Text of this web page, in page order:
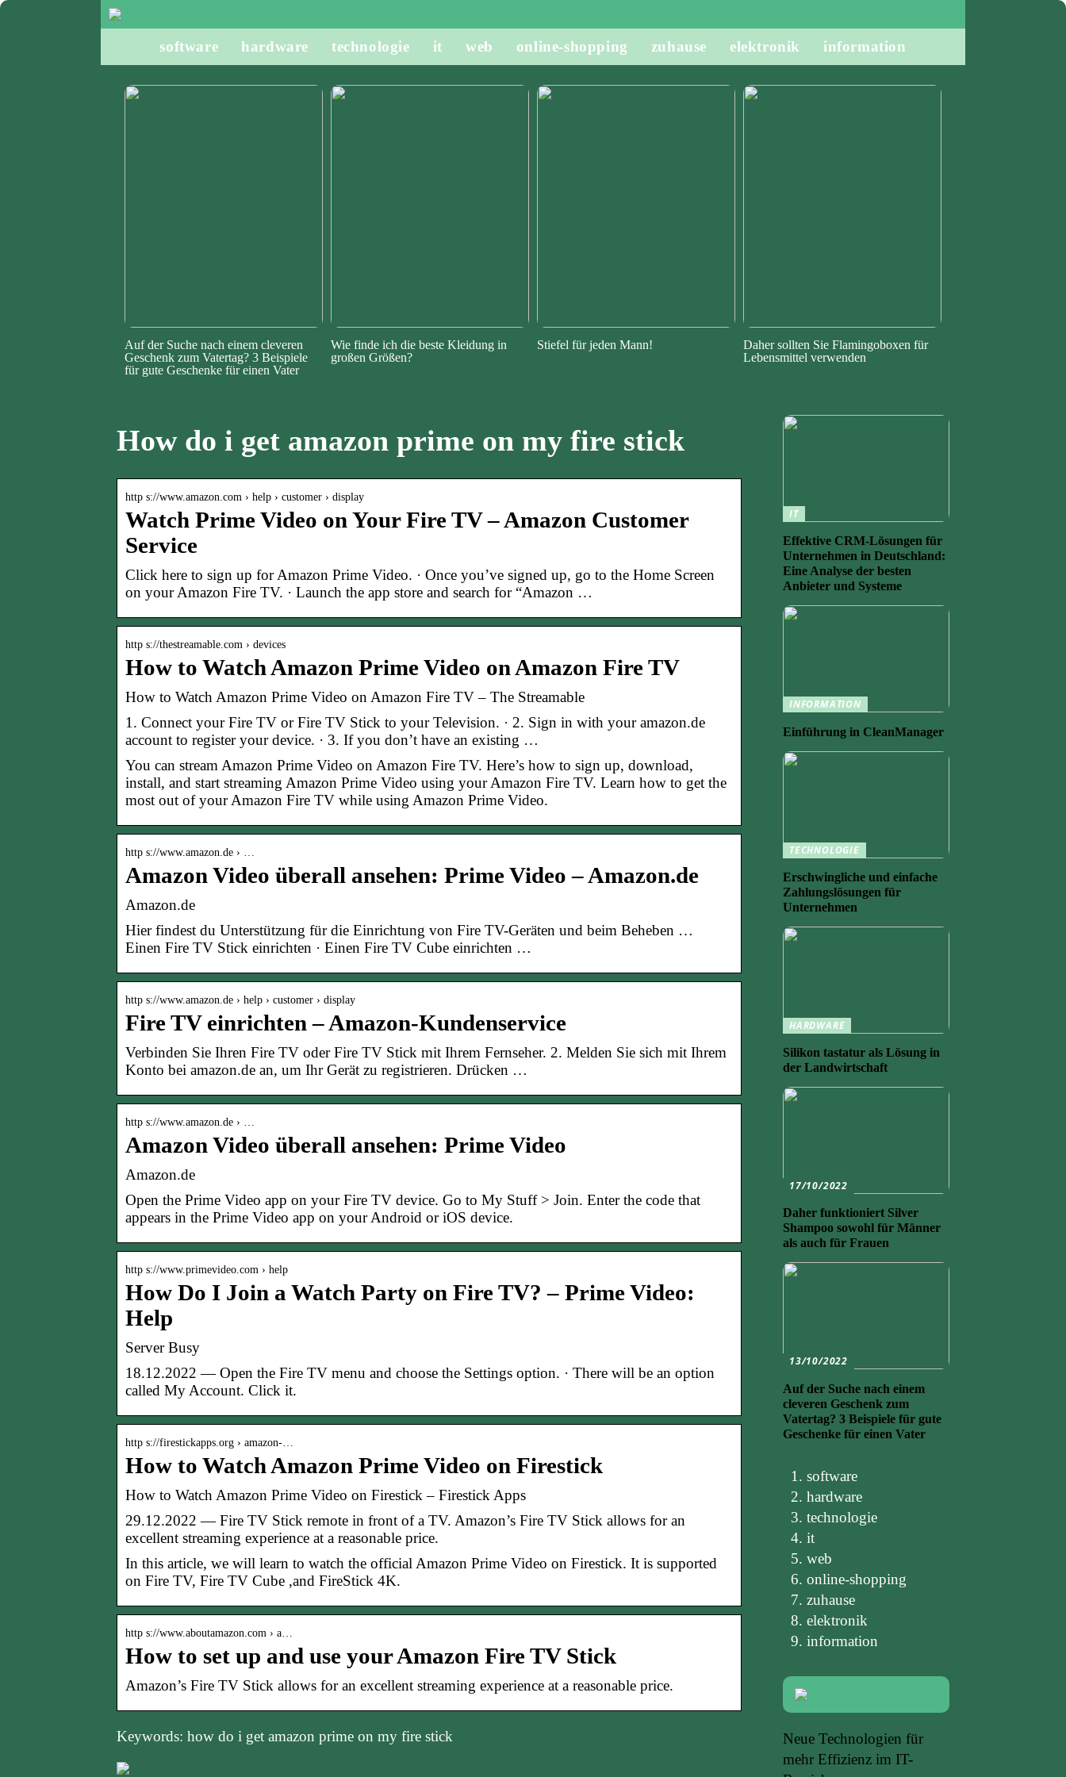
software hardware technologie it web online-shopping zuhause elektronik information
Auf der Suche nach einem cleveren
Geschenk zum Vatertag? 3 Beispiele
für gute Geschenke für einen Vater
Wie finde ich die beste Kleidung in
großen Größen?
Stiefel für jeden Mann!
Daher sollten Sie Flamingoboxen für
Lebensmittel verwenden
How do i get amazon prime on my fire stick
http s://www.amazon.com › help › customer › display
Watch Prime Video on Your Fire TV – Amazon Customer
Service
Click here to sign up for Amazon Prime Video. · Once you’ve signed up, go to the Home Screen
on your Amazon Fire TV. · Launch the app store and search for “Amazon …
http s://thestreamable.com › devices
How to Watch Amazon Prime Video on Amazon Fire TV
How to Watch Amazon Prime Video on Amazon Fire TV – The Streamable
1. Connect your Fire TV or Fire TV Stick to your Television. · 2. Sign in with your amazon.de
account to register your device. · 3. If you don’t have an existing …
You can stream Amazon Prime Video on Amazon Fire TV. Here’s how to sign up, download,
install, and start streaming Amazon Prime Video using your Amazon Fire TV. Learn how to get the
most out of your Amazon Fire TV while using Amazon Prime Video.
http s://www.amazon.de › …
Amazon Video überall ansehen: Prime Video – Amazon.de
Amazon.de
Hier findest du Unterstützung für die Einrichtung von Fire TV-Geräten und beim Beheben …
Einen Fire TV Stick einrichten · Einen Fire TV Cube einrichten …
http s://www.amazon.de › help › customer › display
Fire TV einrichten – Amazon-Kundenservice
Verbinden Sie Ihren Fire TV oder Fire TV Stick mit Ihrem Fernseher. 2. Melden Sie sich mit Ihrem
Konto bei amazon.de an, um Ihr Gerät zu registrieren. Drücken …
http s://www.amazon.de › …
Amazon Video überall ansehen: Prime Video
Amazon.de
Open the Prime Video app on your Fire TV device. Go to My Stuff > Join. Enter the code that
appears in the Prime Video app on your Android or iOS device.
http s://www.primevideo.com › help
How Do I Join a Watch Party on Fire TV? – Prime Video:
Help
Server Busy
18.12.2022 — Open the Fire TV menu and choose the Settings option. · There will be an option
called My Account. Click it.
http s://firestickapps.org › amazon-…
How to Watch Amazon Prime Video on Firestick
How to Watch Amazon Prime Video on Firestick – Firestick Apps
29.12.2022 — Fire TV Stick remote in front of a TV. Amazon’s Fire TV Stick allows for an
excellent streaming experience at a reasonable price.
In this article, we will learn to watch the official Amazon Prime Video on Firestick. It is supported
on Fire TV, Fire TV Cube ,and FireStick 4K.
http s://www.aboutamazon.com › a…
How to set up and use your Amazon Fire TV Stick
Amazon’s Fire TV Stick allows for an excellent streaming experience at a reasonable price.
Keywords: how do i get amazon prime on my fire stick
IT
Effektive CRM-Lösungen für
Unternehmen in Deutschland:
Eine Analyse der besten
Anbieter und Systeme
INFORMATION
Einführung in CleanManager
TECHNOLOGIE
Erschwingliche und einfache
Zahlungslösungen für
Unternehmen
HARDWARE
Silikon tastatur als Lösung in
der Landwirtschaft
17/10/2022
Daher funktioniert Silver
Shampoo sowohl für Männer
als auch für Frauen
13/10/2022
Auf der Suche nach einem
cleveren Geschenk zum
Vatertag? 3 Beispiele für gute
Geschenke für einen Vater
software
hardware
technologie
it
web
online-shopping
zuhause
elektronik
information
Neue Technologien für
mehr Effizienz im IT-